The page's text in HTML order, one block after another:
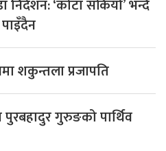
‘कोटा सकियो’ भन्दै
शकुन्तला प्रजापति
पुरबहादुर गुरुङको पार्थिव